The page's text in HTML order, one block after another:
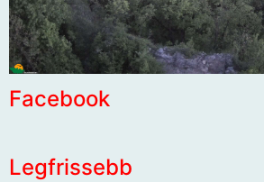
Facebook
Legfrissebb